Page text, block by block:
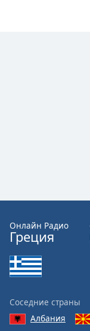
Онлайн Радио
Греция
Соседние страны
Албания